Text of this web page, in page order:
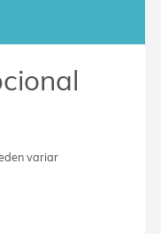
variar